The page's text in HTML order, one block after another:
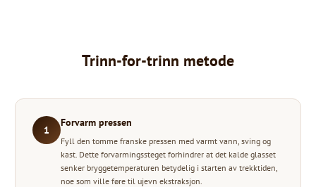
Trinn-for-trinn metode
1
Forvarm pressen
Fyll den tomme franske pressen med varmt vann, sving og
kast. Dette forvarmingssteget forhindrer at det kalde glasset
senker bryggetemperaturen betydelig i starten av trekktiden,
noe som ville føre til ujevn ekstraksjon.